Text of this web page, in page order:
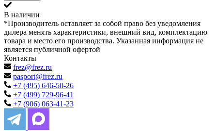
В наличии
*Производитель оставляет за собой право без уведомления
дилера менять характеристики, внешний вид, комплектацию
товара и место его производства. Указанная информация не
является публичной офертой
Контакты
frez@frez.ru
pasport@frez.ru
+7 (495) 646-50-26
+7 (499) 729-96-41
+7 (906) 063-41-23